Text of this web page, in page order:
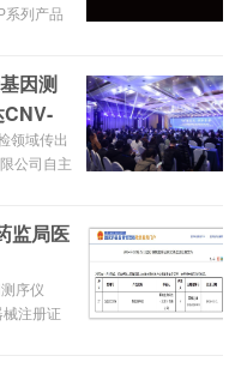
系列产品
0.3-
效、更低
全领域的
因测
CNV-
领域传出
公司自主
可逆末
用于羊水
在我国出
监局医
序仪
注册证
识产权